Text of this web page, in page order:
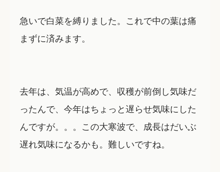
急いで白菜を縛りました。これで中の葉は痛
まずに済みます。
去年は、気温が高めで、収穫が前倒し気味だ
ったんで、今年はちょっと遅らせ気味にした
んですが。。。この大寒波で、成長はだいぶ
遅れ気味になるかも。難しいですね。